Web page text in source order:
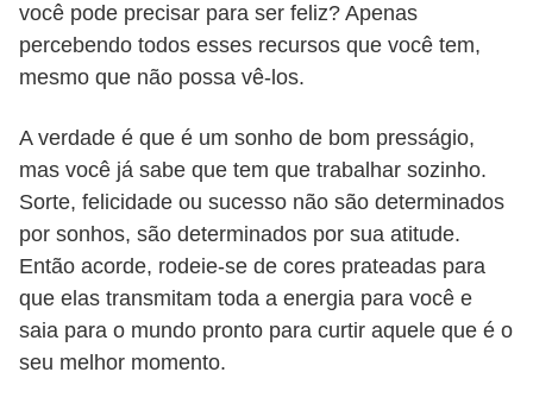
você pode precisar para ser feliz? Apenas
percebendo todos esses recursos que você tem,
mesmo que não possa vê-los.
A verdade é que é um sonho de bom presságio,
mas você já sabe que tem que trabalhar sozinho.
Sorte, felicidade ou sucesso não são determinados
por sonhos, são determinados por sua atitude.
Então acorde, rodeie-se de cores prateadas para
que elas transmitam toda a energia para você e
saia para o mundo pronto para curtir aquele que é o
seu melhor momento.